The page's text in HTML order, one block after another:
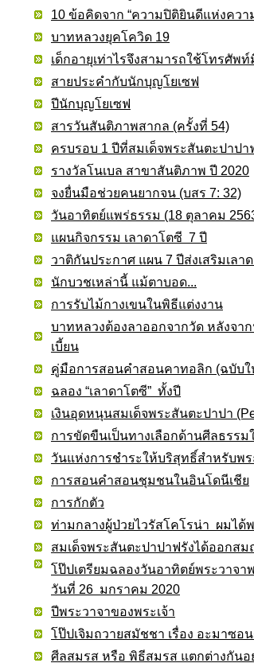
10 ข้อคิดจาก “ความปิติยินดีแห่งควา
บาทหลวงยุคโควิด 19
เด็กอายุเท่าไรจึงสามารถใช้โทรศัพ
สายประคำกับนักบุญโยเซฟ
ปีนักบุญโยเซฟ
สารวันสันติภาพสากล (ครั้งที่ 54)
ครบรอบ 1 ปีที่สมเด็จพระสันตะปาปา
รางวัลโนเบล สาขาสันติภาพ ปี 2020
จงยื่นมือช่วยคนยากจน (บสร 7: 32)
วันอาทิตย์แพร่ธรรม (18 ตุลาคม
แผนกิจกรรม เลาดาโตซี 7 ปี
วาติกันประกาศ แผน 7 ปีส่งเสริมเลา
นักบวชเหล่านี้ แม้ตาบอด...
การรับไม้กางเขนในพิธีแต่งงาน
บาทหลวงต้องลาออกจากวัด หลังจา
เบี้ยน
คู่มือการสอนคำสอนคาทอลิก (ฉบับ
ฉลอง “เลาดาโตซี” ทั้งปี
เงินอุดหนุนสมเด็จพระสันตะปาปา
การขัดขืนเป็นทางเลือกด้านศีลธรร
วันแห่งการชำระให้บริสุทธิ์สำหรับพ
การสอนคำสอนชุมชนในอินโดนีเชีย
การกักตัว
ท่ามกลางผู้ป่วยไวรัสโคโรน่า ผมได้พ
สมเด็จพระสันตะปาปาฟรังได้ออกส
โป๊ปเตรียมฉลองวันอาทิตย์พระวาจา
วันที่ 26 มกราคม 2020
ปีพระวาจาของพระเจ้า
โป๊ปเจิมถวายสมัชชา เรื่อง อะมาซ
ศีลสมรส หรือ พิธีสมรส แตกต่างกันอ